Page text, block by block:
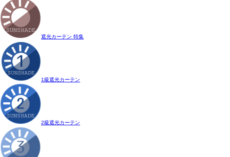
遮光カーテン 特集
1級遮光カーテン
2級遮光カーテン